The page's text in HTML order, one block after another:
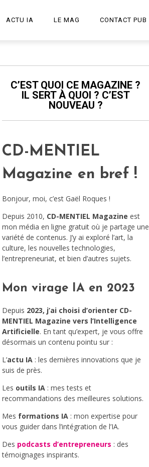
ACTU IA LE MAG
PUBLICITÉ CRÉATIVE
DESIGN
ART ET CULTURE
ARCHITECTURE
MODE
VOYAGE
ÉQUILIBRE ET ÉVOLUTION
LE MIX DU MOIS
CONTACT PUB
C’EST QUOI CE MAGAZINE ?
IL SERT À QUOI ? C’EST
NOUVEAU ?
CD-MENTIEL
Magazine en bref !
Bonjour, moi, c’est Gaël Roques !
Depuis 2010, CD-MENTIEL Magazine est
mon média en ligne gratuit où je partage une
variété de contenus. J’y ai exploré l’art, la
culture, les nouvelles technologies,
l’entrepreneuriat, et bien d’autres sujets.
Mon virage IA en 2023
Depuis 2023, j’ai choisi d’orienter CD-
MENTIEL Magazine vers l’Intelligence
Artificielle. En tant qu’expert, je vous offre
désormais un contenu pointu sur :
L’actu IA : les dernières innovations que je
suis de près.
Les outils IA : mes tests et
recommandations des meilleures solutions.
Mes formations IA : mon expertise pour
vous guider dans l’intégration de l’IA.
Des podcasts d’entrepreneurs : des
témoignages inspirants.